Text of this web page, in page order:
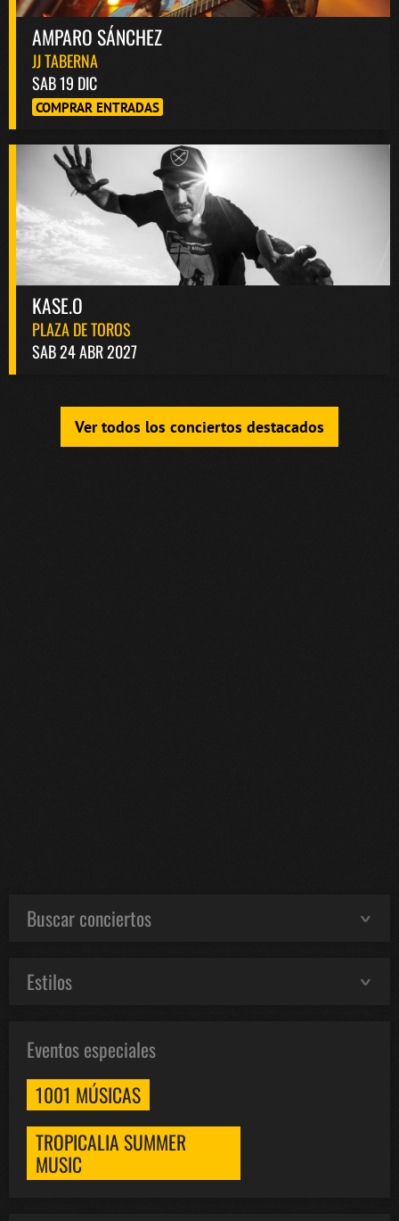
AMPARO SÁNCHEZ
JJ TABERNA
SAB 19 DIC
COMPRAR ENTRADAS
KASE.O
PLAZA DE TOROS
SAB 24 ABR 2027
Ver todos los conciertos destacados
Buscar conciertos
Estilos
Eventos especiales
1001 MÚSICAS
TROPICALIA SUMMER
MUSIC